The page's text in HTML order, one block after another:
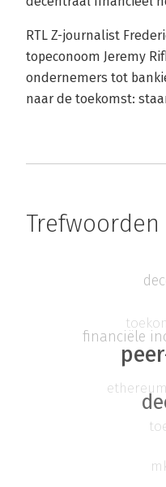
RTL Z-journalist
topeconoom Jeremy
ondernemers tot
naar de toekomst:
Trefwoorden
financiële
ethereum